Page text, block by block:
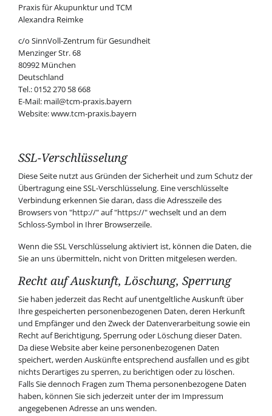
Praxis für Akupunktur und TCM
Alexandra Reimke
c/o SinnVoll-Zentrum für Gesundheit
Menzinger Str. 68
80992 München
Deutschland
Tel.: 0152 270 58 668
E-Mail: mail@tcm-praxis.bayern
Website: www.tcm-praxis.bayern
SSL-Verschlüsselung
Diese Seite nutzt aus Gründen der Sicherheit und zum Schutz der
Übertragung eine SSL-Verschlüsselung. Eine verschlüsselte
Verbindung erkennen Sie daran, dass die Adresszeile des
Browsers von "http://" auf "https://" wechselt und an dem
Schloss-Symbol in Ihrer Browserzeile.
Wenn die SSL Verschlüsselung aktiviert ist, können die Daten, die
Sie an uns übermitteln, nicht von Dritten mitgelesen werden.
Recht auf Auskunft, Löschung, Sperrung
Sie haben jederzeit das Recht auf unentgeltliche Auskunft über
Ihre gespeicherten personenbezogenen Daten, deren Herkunft
und Empfänger und den Zweck der Datenverarbeitung sowie ein
Recht auf Berichtigung, Sperrung oder Löschung dieser Daten.
Da diese Website aber keine personenbezogenen Daten
speichert, werden Auskünfte entsprechend ausfallen und es gibt
nichts Derartiges zu sperren, zu berichtigen oder zu löschen.
Falls Sie dennoch Fragen zum Thema personenbezogene Daten
haben, können Sie sich jederzeit unter der im Impressum
angegebenen Adresse an uns wenden.